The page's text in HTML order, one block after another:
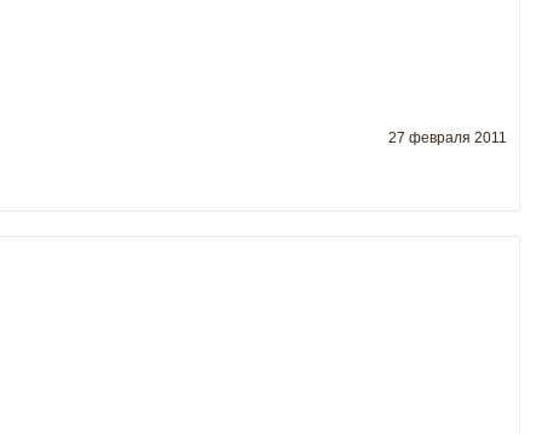
27 февраля 2011